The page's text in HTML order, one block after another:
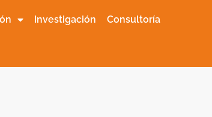
Investigación Consultoría